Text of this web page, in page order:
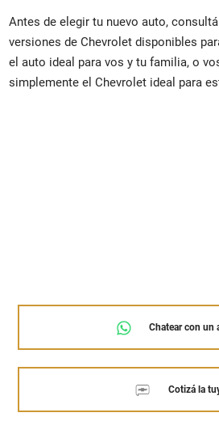
Antes de elegir tu nuevo auto,
versiones de Chevrolet disponibles
el auto ideal para vos y tu familia, o
simplemente el Chevrolet ideal para
Chatear con un
Cotizá la